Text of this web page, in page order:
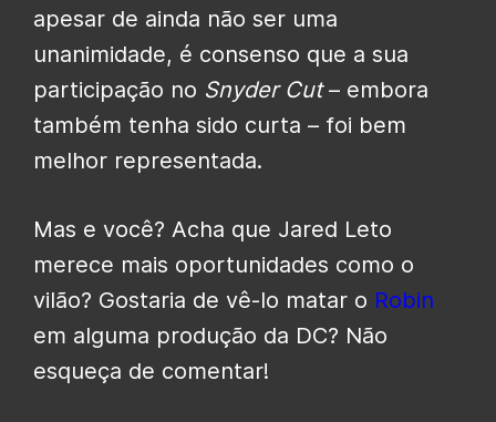
apesar de ainda não ser uma
unanimidade, é consenso que a sua
participação no Snyder Cut– embora
também tenha sido curta – foi bem
melhor representada.
Mas e você? Acha que Jared Leto
merece mais oportunidades como o
vilão? Gostaria de vê-lo matar o Robin
em alguma produção da DC? Não
esqueça de comentar!